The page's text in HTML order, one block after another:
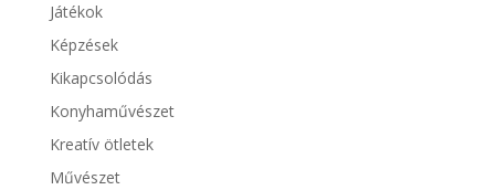
Játékok
Képzések
Kikapcsolódás
Konyhaművészet
Kreatív ötletek
Művészet